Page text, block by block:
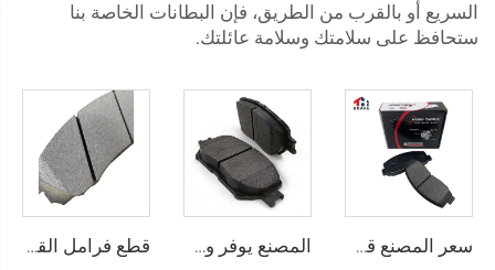
السريع أو بالقرب من الطريق، فإن البطانات الخاصة بنا
ستحافظ على سلامتك وسلامة عائلتك.
سعر المصنع قطع غيار السيارات المصنعين لوحة خلفية أقراص الفرامل D2026 للسيارات اليابانية المصنع يوفر وسائد فرامل عالية الجودة وفرامل الأحذية 04465-30340 لتويوتا وسائد الفرامل القرصية الأكثر مبيعًا قطع فرامل القرص قطعة فرامل 58101-4HA00 أجزاء السيارات فرامل للهيونداي لكيا محور الأمامي